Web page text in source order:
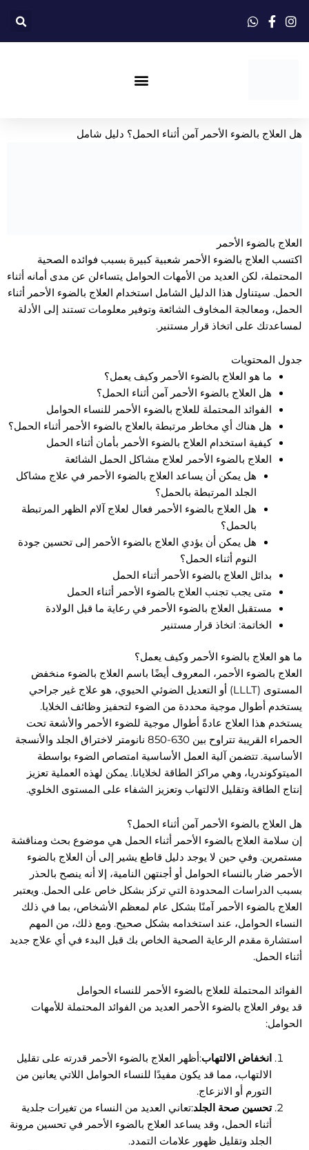
إلى
المحتوى
هل العلاج بالضوء الأحمر آمن أثناء الحمل؟ دليل شامل
العلاج بالضوء الأحمر
اكتسب العلاج بالضوء الأحمر شعبية كبيرة بسبب فوائده الصحية
المحتملة، لكن العديد من الأمهات الحوامل يتساءلن عن مدى أمانه أثناء
الحمل. سيتناول هذا الدليل الشامل استخدام العلاج بالضوء الأحمر أثناء
الحمل، ومعالجة المخاوف الشائعة وتوفير معلومات تستند إلى الأدلة
لمساعدتك على اتخاذ قرار مستنير.
جدول المحتويات
ما هو العلاج بالضوء الأحمر وكيف يعمل؟
هل العلاج بالضوء الأحمر آمن أثناء الحمل؟
الفوائد المحتملة للعلاج بالضوء الأحمر للنساء الحوامل
هل هناك أي مخاطر مرتبطة بالعلاج بالضوء الأحمر أثناء الحمل؟
كيفية استخدام العلاج بالضوء الأحمر بأمان أثناء الحمل
العلاج بالضوء الأحمر لعلاج مشاكل الحمل الشائعة
هل يمكن أن يساعد العلاج بالضوء الأحمر في علاج مشاكل
الجلد المرتبطة بالحمل؟
هل العلاج بالضوء الأحمر فعال لعلاج آلام الظهر المرتبطة
بالحمل؟
هل يمكن أن يؤدي العلاج بالضوء الأحمر إلى تحسين جودة
النوم أثناء الحمل؟
بدائل العلاج بالضوء الأحمر أثناء الحمل
متى يجب تجنب العلاج بالضوء الأحمر أثناء الحمل
مستقبل العلاج بالضوء الأحمر في رعاية ما قبل الولادة
الخاتمة: اتخاذ قرار مستنير
ما هو العلاج بالضوء الأحمر وكيف يعمل؟
العلاج بالضوء الأحمر، المعروف أيضًا باسم العلاج بالضوء منخفض
المستوى (LLLT) أو التعديل الضوئي الحيوي، هو علاج غير جراحي
يستخدم أطوال موجية محددة من الضوء لتحفيز وظائف الخلايا.
يستخدم هذا العلاج عادةً أطوال موجية للضوء الأحمر والأشعة تحت
الحمراء القريبة تتراوح بين 630-850 نانومتر لاختراق الجلد والأنسجة
الأساسية. تتضمن آلية العمل الأساسية امتصاص الضوء بواسطة
الميتوكوندريا، وهي مراكز الطاقة لخلايانا. يمكن لهذه العملية تعزيز
إنتاج الطاقة وتقليل الالتهاب وتعزيز الشفاء على المستوى الخلوي.
هل العلاج بالضوء الأحمر آمن أثناء الحمل؟
إن سلامة العلاج بالضوء الأحمر أثناء الحمل هي موضوع بحث ومناقشة
مستمرين. وفي حين لا يوجد دليل قاطع يشير إلى أن العلاج بالضوء
الأحمر ضار بالنساء الحوامل أو أجنتهن النامية، إلا أنه ينصح بالحذر
بسبب الدراسات المحدودة التي تركز بشكل خاص على الحمل. ويعتبر
العلاج بالضوء الأحمر آمنًا بشكل عام لمعظم الأشخاص، بما في ذلك
النساء الحوامل، عند استخدامه بشكل صحيح. ومع ذلك، من المهم
استشارة مقدم الرعاية الصحية الخاص بك قبل البدء في أي علاج جديد
أثناء الحمل.
الفوائد المحتملة للعلاج بالضوء الأحمر للنساء الحوامل
قد يوفر العلاج بالضوء الأحمر العديد من الفوائد المحتملة للأمهات
الحوامل:
انخفاض الالتهاب:أظهر العلاج بالضوء الأحمر قدرته على تقليل
الالتهاب، مما قد يكون مفيدًا للنساء الحوامل اللاتي يعانين من
التورم أو الانزعاج.
تحسين صحة الجلد:تعاني العديد من النساء من تغيرات جلدية
أثناء الحمل، وقد يساعد العلاج بالضوء الأحمر في تحسين مرونة
الجلد وتقليل ظهور علامات التمدد.